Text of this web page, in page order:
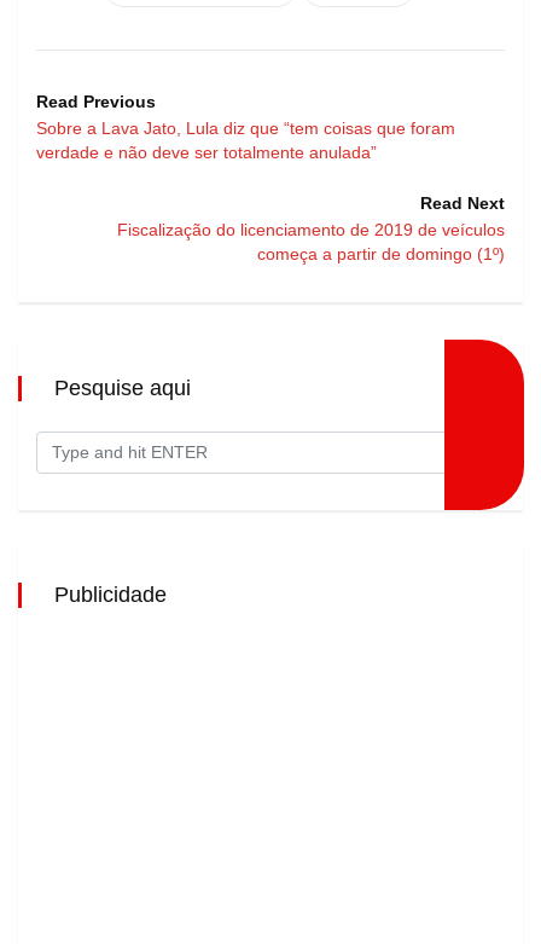
Read Previous
Sobre a Lava Jato, Lula diz que “tem coisas que foram
verdade e não deve ser totalmente anulada”
Read Next
Fiscalização do licenciamento de 2019 de veículos
começa a partir de domingo (1º)
Pesquise aqui
Publicidade